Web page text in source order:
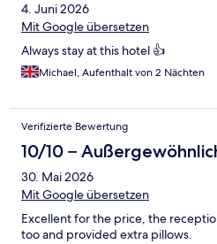
4. Juni 2026
Mit Google übersetzen
Always stay at this hotel 👍
Michael, Aufenthalt von 2 Nächten
Verifizierte Bewertung
10/10 –
30. Mai 2026
Mit Google übersetzen
Excellent for the price, the
too and provided extra pillows.